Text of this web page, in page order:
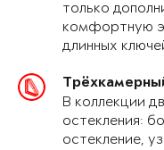
только
комфортную
длинных
В коллекции
остекления:
остекление,